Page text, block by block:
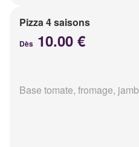
Pizza 4 saisons
Dès 10.00 €
Base tomate, fromage,